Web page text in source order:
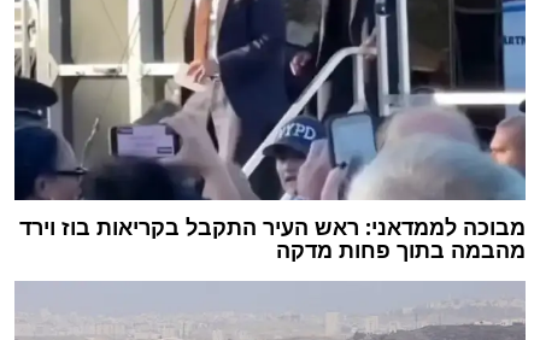
מבוכה לממדאני: ראש העיר התקבל בקריאות בוז וירד
מהבמה בתוך פחות מדקה